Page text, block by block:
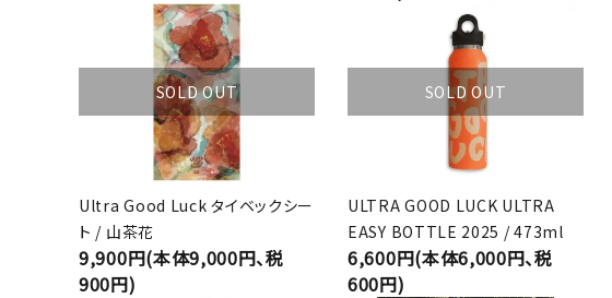
SOLD OUT
Ultra Good Luck タイベックシー
ト / 山茶花
9,900円(本体9,000円、税
900円)
SOLD OUT
ULTRA GOOD LUCK ULTRA
EASY BOTTLE 2025 / 473ml
6,600円(本体6,000円、税
600円)